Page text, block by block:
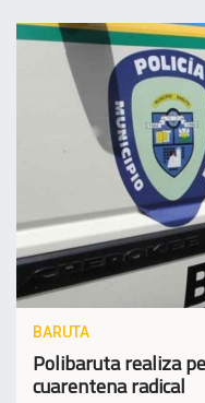
BARUTA
Polibaruta realiza
cuarentena radical